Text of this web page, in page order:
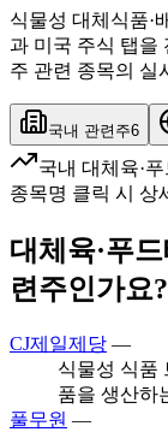
식물성 대체식품·
과 미국 주식 탭을
주 관련 종목의 실
국내 관련주6
국내 대체육·
종목명 클릭 시 상
대체육·푸
련주인가요?
CJ제일제당 —
식물성 식품
품을 생산하
풀무원 —